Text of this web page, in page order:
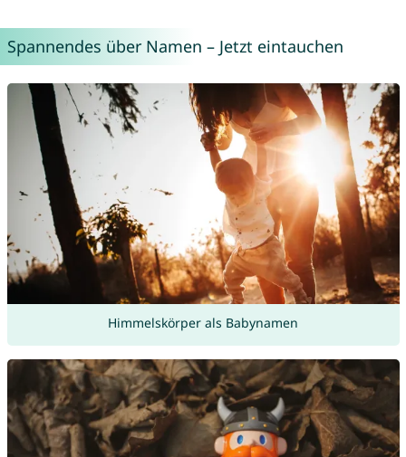
Spannendes über Namen – Jetzt eintauchen
Himmelskörper als Babynamen